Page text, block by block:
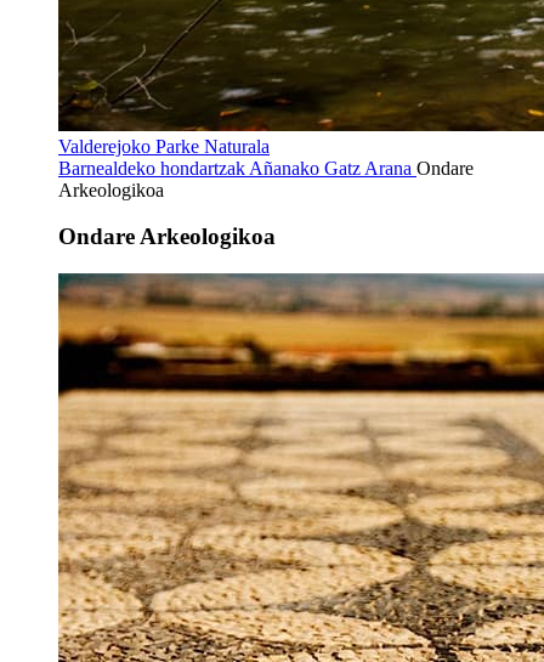
Valderejoko Parke Naturala
Barnealdeko hondartzak Añanako Gatz Arana Ondare
Arkeologikoa
Ondare Arkeologikoa